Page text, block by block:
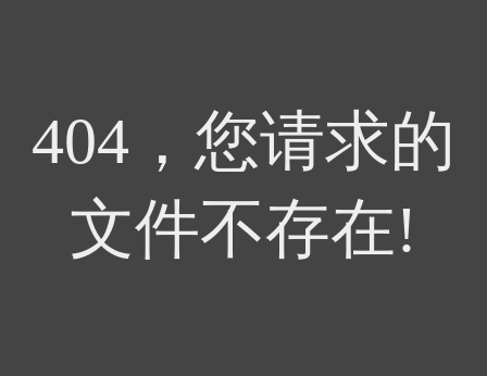
404，您请求的
文件不存在!